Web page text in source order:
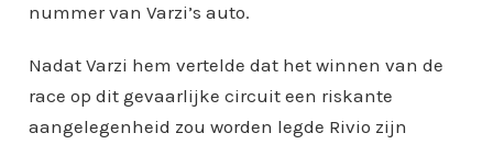
nummer van Varzi’s auto.
Nadat Varzi hem vertelde dat het winnen van de
race op dit gevaarlijke circuit een riskante
aangelegenheid zou worden legde Rivio zijn